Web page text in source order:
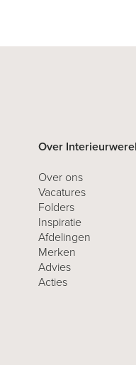
Over
Over ons
Vacatures
Folders
Inspiratie
Afdelingen
Merken
Advies
Acties